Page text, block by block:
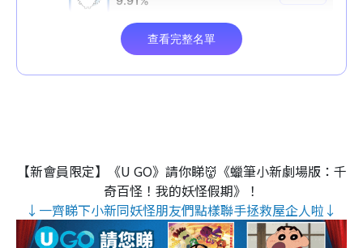
【新會員限定】《U GO》請你睇👹《蠟筆小新劇場版：千
奇百怪！我的妖怪假期》！
↓一齊睇下小新同妖怪朋友們點樣聯手拯救屋企人啦↓